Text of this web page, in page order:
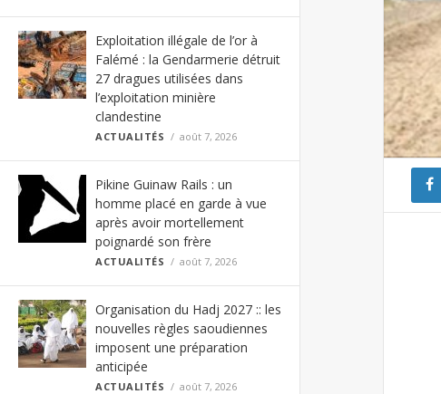
Exploitation illégale de l’or à
Falémé : la Gendarmerie détruit
27 dragues utilisées dans
l’exploitation minière
clandestine
ACTUALITÉS août 7, 2026
Pikine Guinaw Rails : un
homme placé en garde à vue
après avoir mortellement
poignardé son frère
ACTUALITÉS août 7, 2026
Organisation du Hadj 2027 :: les
nouvelles règles saoudiennes
imposent une préparation
anticipée
ACTUALITÉS août 7, 2026